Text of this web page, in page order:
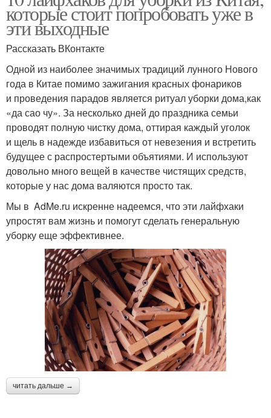
которые стоит попробовать уже в
эти выходные
Рассказать ВКонтакте
Одной из наиболее значимых традиций лунного Нового
года в Китае помимо зажигания красных фонариков
и проведения парадов является ритуал уборки дома,как
«да сао чу». За несколько дней до праздника семьи
проводят полную чистку дома, оттирая каждый уголок
и щель в надежде избавиться от невезения и встретить
будущее с распростертыми объятиями. И используют
довольно много вещей в качестве чистящих средств,
которые у нас дома валяются просто так.
Мы в AdMe.ru искренне надеемся, что эти лайфхаки
упростят вам жизнь и помогут сделать генеральную
уборку еще эффективнее.
читать дальше →